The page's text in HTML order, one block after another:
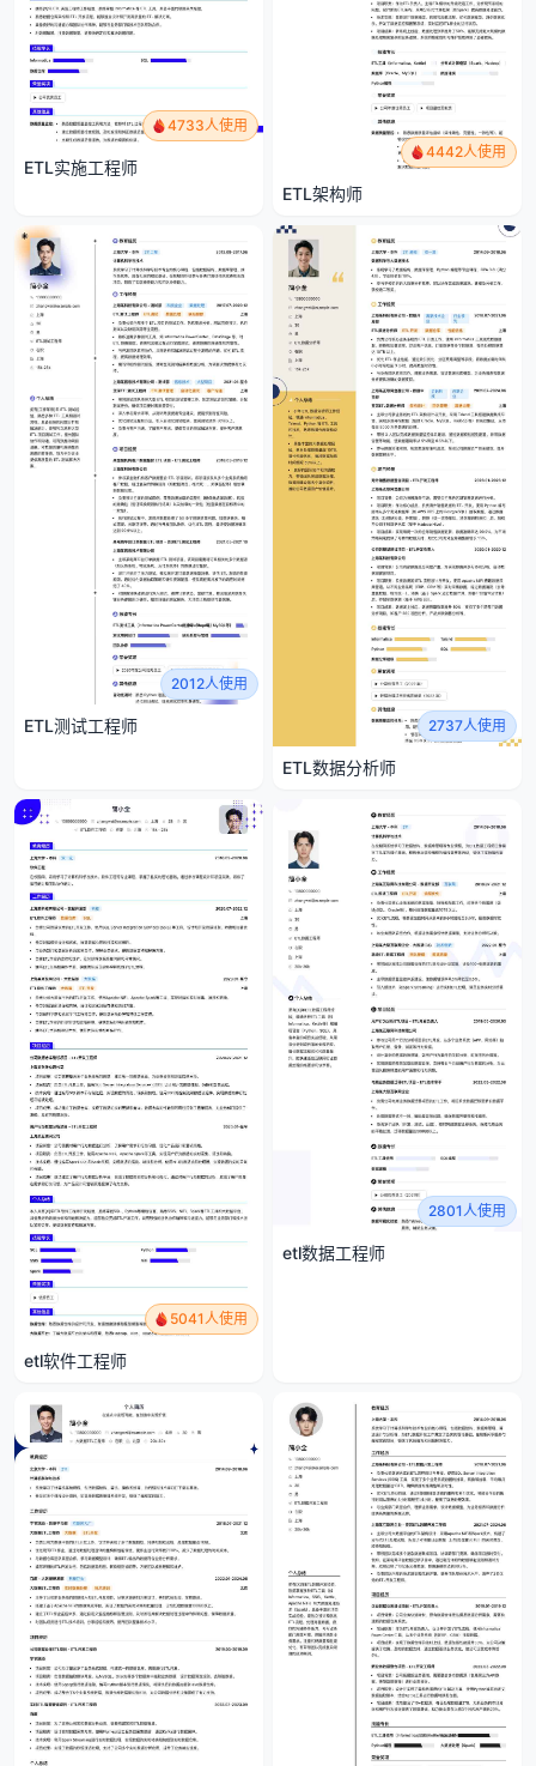
4733人使用
ETL实施工程师
4442人使用
ETL架构师
2012人使用
ETL测试工程师 2737人使用
ETL数据分析师
5041人使用
etl软件工程师
2801人使用
etl数据工程师